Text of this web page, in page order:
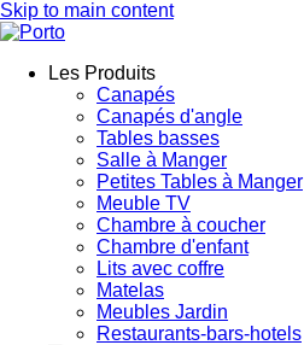
Skip to main content
Les Produits
Canapés
Canapés d'angle
Tables basses
Salle à Manger
Petites Tables à Manger
Meuble TV
Chambre à coucher
Chambre d'enfant
Lits avec coffre
Matelas
Meubles Jardin
Restaurants-bars-hotels